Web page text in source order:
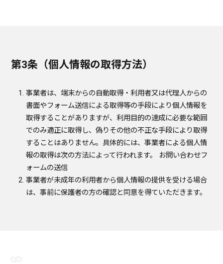
第3条（個人情報の取得方法）
事業者は、端末からの自動取得・利用者又は代理人からの
書面やフォーム送信による取得等の手段により個人情報を
取得することがありますが、利用目的の達成に必要な範囲
でのみ適正に取得し、偽りその他の不正な手段により取得
することはありません。具体的には、事業者による個人情
報の取得は次の方法によって行われます。 お問い合わせフ
ォームの送信
事業者が未成年の利用者から個人情報の提供を受ける場合
は、事前に保護者の方の確認と同意を得ていただきます。